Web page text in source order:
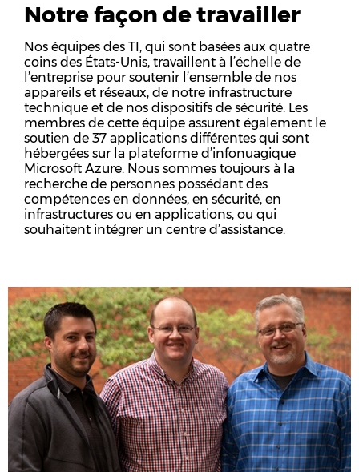
Notre façon de travailler
Nos équipes des TI, qui sont basées aux quatre
coins des États-Unis, travaillent à l’échelle de
l’entreprise pour soutenir l’ensemble de nos
appareils et réseaux, de notre infrastructure
technique et de nos dispositifs de sécurité. Les
membres de cette équipe assurent également le
soutien de 37 applications différentes qui sont
hébergées sur la plateforme d’infonuagique
Microsoft Azure. Nous sommes toujours à la
recherche de personnes possédant des
compétences en données, en sécurité, en
infrastructures ou en applications, ou qui
souhaitent intégrer un centre d’assistance.